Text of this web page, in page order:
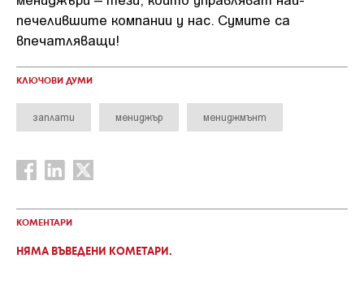
печелившите компании у нас. Сумите са
впечатляващи!
КЛЮЧОВИ ДУМИ
заплати мениджър мениджмънт
КОМЕНТАРИ
НЯМА ВЪВЕДЕНИ КОМЕТАРИ.